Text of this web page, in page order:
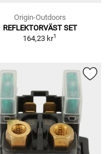
Origin-Outdoors
REFLEKTORVÄST SET
164,23 kr1